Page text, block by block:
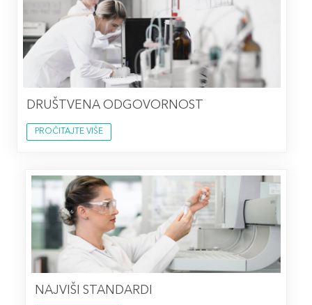
DRUŠTVENA ODGOVORNOST
PROČITAJTE VIŠE
NAJVIŠI STANDARDI